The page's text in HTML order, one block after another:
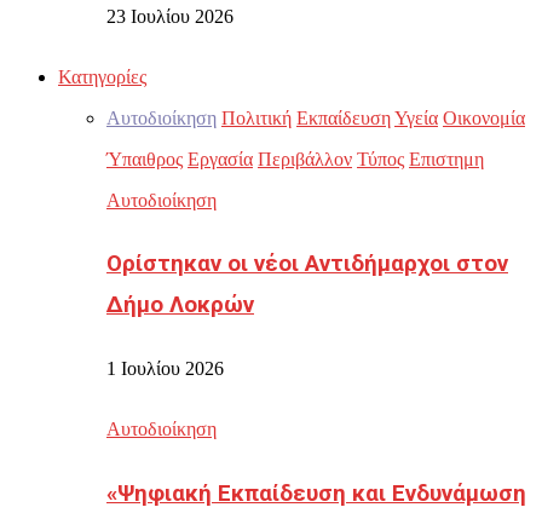
23 Ιουλίου 2026
Κατηγορίες
Αυτοδιοίκηση Πολιτική ΕκπαίδευσηΥγεία Οικονομία
Ύπαιθρος Εργασία Περιβάλλον Τύπος Επιστημη
Αυτοδιοίκηση
Ορίστηκαν οι νέοι Αντιδήμαρχοι στον
Δήμο Λοκρών
1 Ιουλίου 2026
Αυτοδιοίκηση
«Ψηφιακή Εκπαίδευση και Ενδυνάμωση